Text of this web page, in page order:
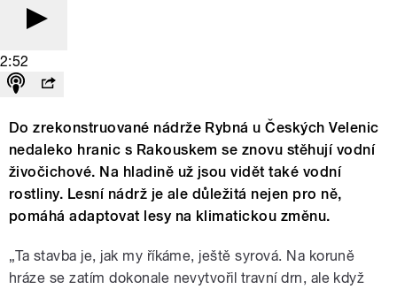
2:52
Do zrekonstruované nádrže Rybná u Českých Velenic
nedaleko hranic s Rakouskem se znovu stěhují vodní
živočichové. Na hladině už jsou vidět také vodní
rostliny. Lesní nádrž je ale důležitá nejen pro ně,
pomáhá adaptovat lesy na klimatickou změnu.
„Ta stavba je, jak my říkáme, ještě syrová. Na koruně
hráze se zatím dokonale nevytvořil travní drn, ale když